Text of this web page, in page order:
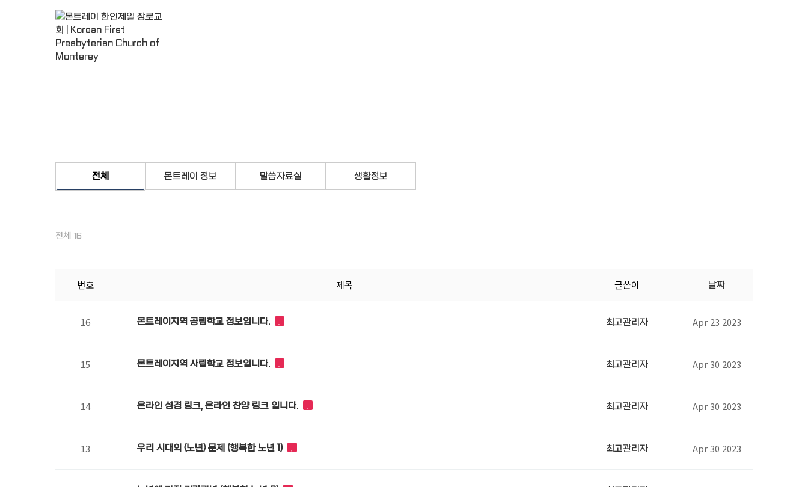
전체 몬트레이 정보 말씀자료실 생활정보
전체 16
번호 제목 글쓴이 날짜
16 몬트레이지역 공립학교 정보입니다. 최고관리자 Apr 23 2023
15 몬트레이지역 사립학교 정보입니다. 최고관리자 Apr 30 2023
14 온라인 성경 링크, 온라인 찬양 링크 입니다. 최고관리자 Apr 30 2023
13 우리 시대의 <노년> 문제 (행복한 노년 1) 최고관리자 Apr 30 2023